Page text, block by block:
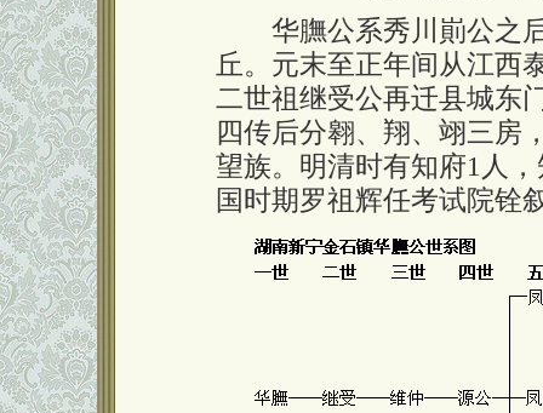
华膴公系秀川崱公之后
丘。元末至正年间从江西
二世祖继受公再迁县城东
四传后分翱、翔、翊三房
望族。明清时有知府1人
国时期罗祖辉任考试院铨